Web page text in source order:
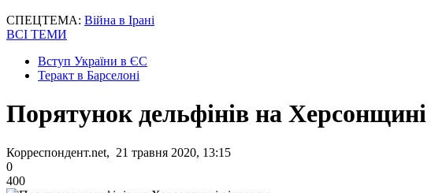
СПЕЦТЕМА: Війна в Ірані
ВСІ ТЕМИ
Вступ України в ЄС
Теракт в Барселоні
Порятунок дельфінів на Херсонщині
Корреспондент.net, 21 травня 2020, 13:15
0
400